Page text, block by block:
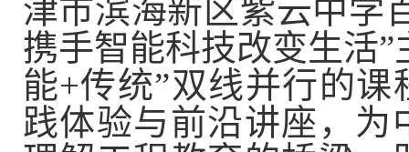
津市滨海新区紫云中学
携手智能科技改变生活
能+传统”双线并行的
践体验与前沿讲座，